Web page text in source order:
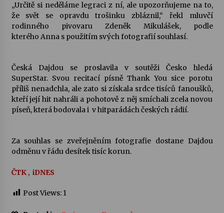
Varhanní recitál Michala Novenka v Klášteře
Želiv
3. 7. 2026
30. 6. 2026
„Určitě si neděláme legraci z ní, ale upozorňujeme na to,
že svět se opravdu trošinku zbláznil,“ řekl mluvčí
rodinného pivovaru Zdeněk Mikulášek, podle
kterého Anna s použitím svých fotografií souhlasí.
Česká Dajdou se proslavila v soutěži Česko hledá
SuperStar. Svou recitací písně Thank You sice porotu
příliš nenadchla, ale zato si získala srdce tisíců fanoušků,
kteří její hit nahráli a pohotově z něj smíchali zcela novou
píseň, která bodovala i v hitparádách českých rádií.
Za souhlas se zveřejněním fotografie dostane Dajdou
odměnu v řádu desítek tisíc korun.
ČTK, iDNES
Post Views: 1